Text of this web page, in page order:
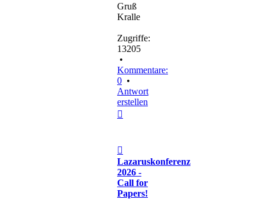
Gruß
Kralle
Zugriffe:
13205
•
Kommentare:
0 •
Antwort
erstellen
Lazaruskonferenz
2026 -
Call for
Papers!